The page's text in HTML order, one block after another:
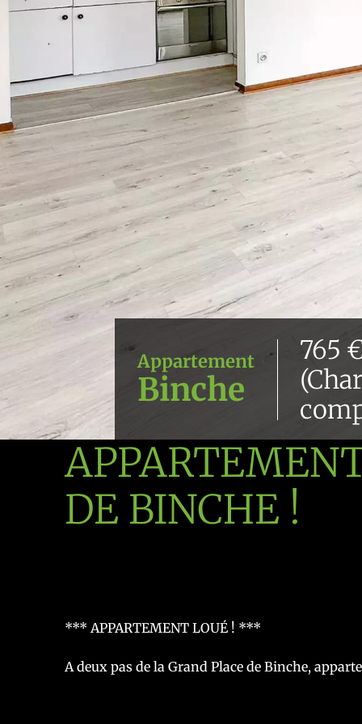
Appartement
Binche
765
DE BINCHE !
*** APPARTEMENT LOUÉ ! ***
A deux pas de la Grand Place de Binche,
Composition : grand hall d'entrée, salon, salle